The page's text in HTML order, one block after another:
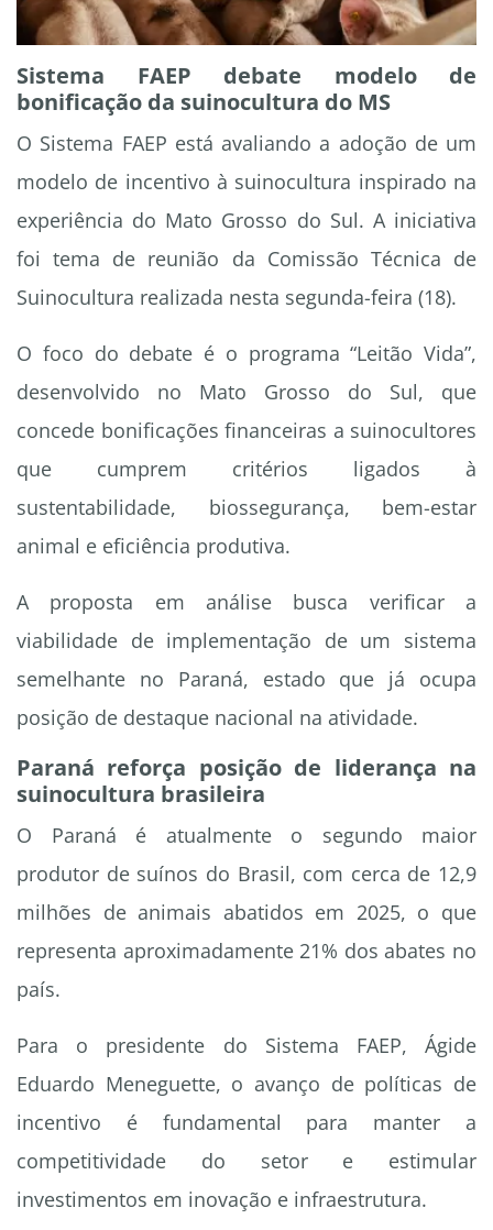
Sistema FAEP debate modelo de
bonificação da suinocultura do MS
O Sistema FAEP está avaliando a adoção de um
modelo de incentivo à suinocultura inspirado na
experiência do Mato Grosso do Sul. A iniciativa
foi tema de reunião da Comissão Técnica de
Suinocultura realizada nesta segunda-feira (18).
O foco do debate é o programa “Leitão Vida”,
desenvolvido no Mato Grosso do Sul, que
concede bonificações financeiras a suinocultores
que cumprem critérios ligados à
sustentabilidade, biossegurança, bem-estar
animal e eficiência produtiva.
A proposta em análise busca verificar a
viabilidade de implementação de um sistema
semelhante no Paraná, estado que já ocupa
posição de destaque nacional na atividade.
Paraná reforça posição de liderança na
suinocultura brasileira
O Paraná é atualmente o segundo maior
produtor de suínos do Brasil, com cerca de 12,9
milhões de animais abatidos em 2025, o que
representa aproximadamente 21% dos abates no
país.
Para o presidente do Sistema FAEP, Ágide
Eduardo Meneguette, o avanço de políticas de
incentivo é fundamental para manter a
competitividade do setor e estimular
investimentos em inovação e infraestrutura.